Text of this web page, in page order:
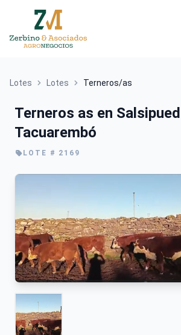
contenido
Lotes Lotes Terneros/as
Terneros as en
Tacuarembó
LOTE # 2169